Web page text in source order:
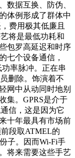
数据互换、防伪、
体例形成了群体中
费用极其低廉且
将是最低功耗和
包罗高延迟和时序
七个设备通信，
率脉冲。正在串
删除。饰演着不
网中从动同时地别
集。GPRS是介于
信，这是因为它
十年最具有市场前
段取ATMEL的
子。因而Wi-Fi手
将来需要这些手艺